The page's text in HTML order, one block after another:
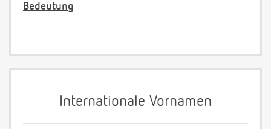
Bedeutung
Internationale Vornamen